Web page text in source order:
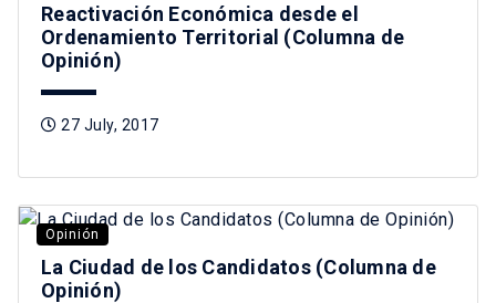
Reactivación Económica desde el
Ordenamiento Territorial (Columna de
Opinión)
27 July, 2017
Opinión
La Ciudad de los Candidatos (Columna de
Opinión)